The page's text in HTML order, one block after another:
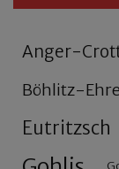
Anger-
Böhlitz-
Eutritzsch